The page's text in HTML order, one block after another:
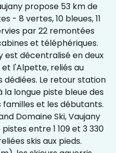
propose 53 km de
- 8 vertes, 10 bleues, 11
par 22 remontées
et téléphériques.
est décentralisé en deux
l'Alpette, reliés au
Le retour station
longue piste bleue des
familles et les débutants.
Domaine Ski, Vaujany
entre 1 109 et 3 330
skis aux pieds.